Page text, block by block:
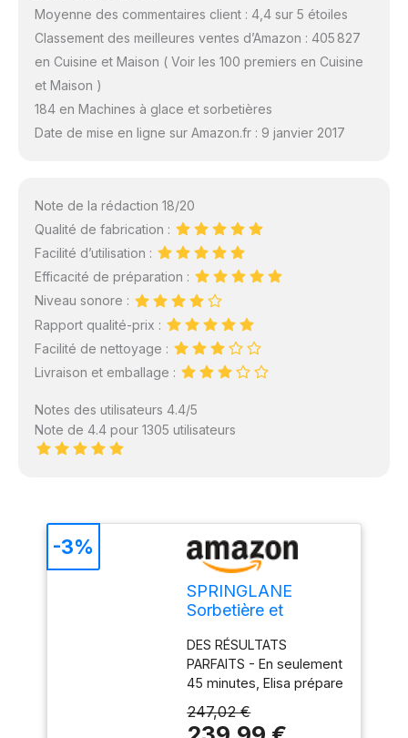
Moyenne des commentaires client : 4,4 sur 5 étoiles
Classement des meilleures ventes d’Amazon : 405 827
en Cuisine et Maison ( Voir les 100 premiers en Cuisine
et Maison )
184 en Machines à glace et sorbetières
Date de mise en ligne sur Amazon.fr : 9 janvier 2017
Note de la rédaction 18/20
Qualité de fabrication :
Facilité d’utilisation :
Efficacité de préparation :
Niveau sonore :
Rapport qualité-prix :
Facilité de nettoyage :
Livraison et emballage :
Notes des utilisateurs 4.4/5
Note de 4.4 pour 1305 utilisateurs
SPRINGLANE
Sorbetière et
L avec compresseur
auto-refroidissant
180 W (Argent, avec
accessoires)
DES RÉSULTATS
PARFAITS - En seulement
45 minutes, Elisa prépare
2 litres de glace
crémeuse et utilise
247,02 €
-3%